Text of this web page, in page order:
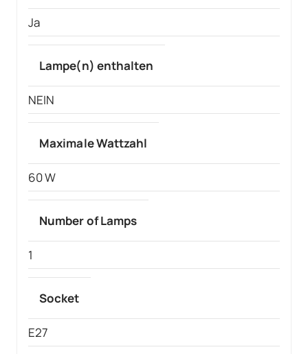
Ja
Lampe(n) enthalten
NEIN
Maximale Wattzahl
60 W
Number of Lamps
1
Socket
E27